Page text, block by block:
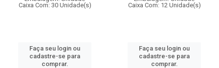
Caixa Com: 30 Unidade(s)
Faça seu login ou
cadastre-se para
comprar.
Caixa Com: 12 Unidade(s)
Faça seu login ou
cadastre-se para
comprar.